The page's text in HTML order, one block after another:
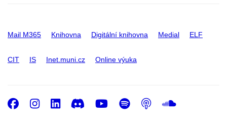
Mail M365 Knihovna Digitální knihovna Medial ELF
CIT IS Inet.muni.cz Online výuka
Facebook
Instagram
LinkedIn
DiscordYoutube
Spotify
Podcast